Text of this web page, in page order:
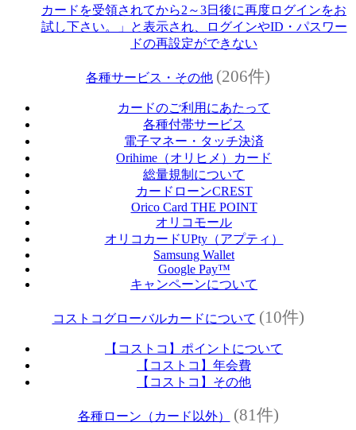
カードを受領されてから2～3日後に再度ログインをお
試し下さい。」と表示され、ログインやID・パスワー
ドの再設定ができない
各種サービス・その他 (206件)
カードのご利用にあたって
各種付帯サービス
電子マネー・タッチ決済
Orihime（オリヒメ）カード
総量規制について
カードローンCREST
Orico Card THE POINT
オリコモール
オリコカードUPty（アプティ）
Samsung Wallet
Google Pay™
キャンペーンについて
コストコグローバルカードについて (10件)
【コストコ】ポイントについて
【コストコ】年会費
【コストコ】その他
各種ローン（カード以外） (81件)